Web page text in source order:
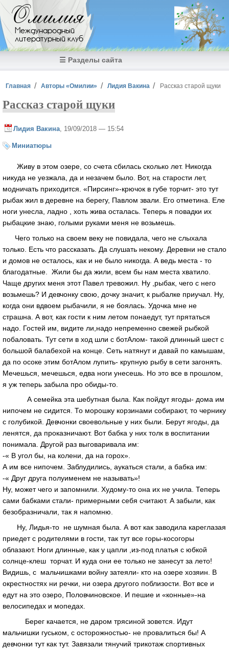
Перейти к основному содержанию
Омилия
Международный
литературный клуб
☰ Разделы сайта
Вы здесь
Главная Авторы «Омилии» Лидия Вакина Рассказ старой щуки
Рассказ старой щуки
Лидия Вакина , 19/09/2018 — 15:54
Миниатюры
Живу в этом озере, со счета сбилась сколько лет. Никогда
никуда не уезжала, да и незачем было. Вот, на старости лет,
модничать приходится. «Пирсинг»-крючок в губе торчит- это тут
рыбак жил в деревне на берегу, Павлом звали. Его отметина. Еле
ноги унесла, ладно , хоть жива осталась. Теперь я повадки их
рыбацкие знаю, голыми руками меня не возьмешь.
Чего только на своем веку не повидала, чего не слыхала
только. Есть что рассказать. Да слушать некому. Деревни не стало
и домов не осталось, как и не было никогда. А ведь места - то
благодатные. Жили бы да жили, всем бы нам места хватило.
Чаще других меня этот Павел тревожил. Ну ,рыбак, чего с него
возьмешь? И девчонку свою, дочку значит, к рыбалке приучал. Ну,
когда они вдвоем рыбачили, я не боялась. Удочка мне не
страшна. А вот, как гости к ним летом понаедут, тут прятаться
надо. Гостей им, видите ли,надо непременно свежей рыбкой
побаловать. Тут сети в ход шли с ботАлом- такой длинный шест с
большой балабехой на конце. Сеть натянут и давай по камышам,
да по осоке этим ботАлом лупить- крупную рыбу в сети загонять.
Мечешься, мечешься, едва ноги унесешь. Но это все в прошлом,
я уж теперь забыла про обиды-то.
А семейка эта шебутная была. Как пойдут ягоды- дома им
нипочем не сидится. То морошку корзинами собирают, то чернику
с голубикой. Девчонки своевольные у них были. Берут ягоды, да
ленятся, да проказничают. Вот бабка у них толк в воспитании
понимала. Другой раз выговаривала им:
-« В угол бы, на колени, да на горох».
А им все нипочем. Заблудились, аукаться стали, а бабка им:
-« Друг друга полуименем не называть»!
Ну, может чего и запомнили. Худому-то она их не учила. Теперь
сами бабками стали- примерными себя считают. А забыли, как
безобразничали, так я напомню.
Ну, Лидья-то не шумная была. А вот как заводила кареглазая
приедет с родителями в гости, так тут все горы-косогоры
облазают. Ноги длинные, как у цапли ,из-под платья с юбкой
солнце-клеш торчат. И куда они ее только не занесут за лето!
Видишь, с мальчишками войну затеяли- кто на озере хозяин. В
окрестностях ни речки, ни озера другого поблизости. Вот все и
едут на это озеро, Половчиновское. И пешие и «конные»-на
велосипедах и мопедах.
Берег качается, не даром трясиной зовется. Идут
мальчишки гуськом, с осторожностью- не провалиться бы! А
девчонки тут как тут. Завязали тянучий трикотаж спортивных